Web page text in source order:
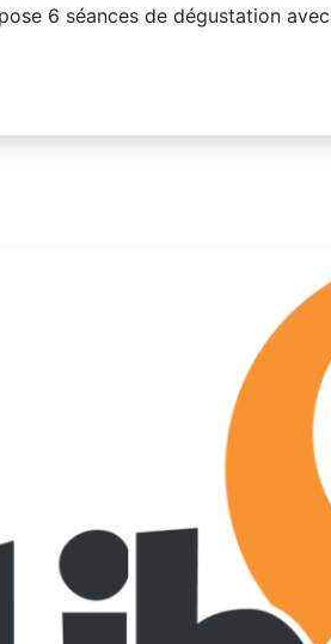
6 séances de dégustation